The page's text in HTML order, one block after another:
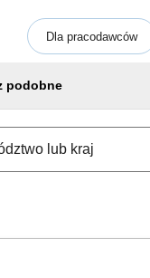
Dla pracodawców
podobne